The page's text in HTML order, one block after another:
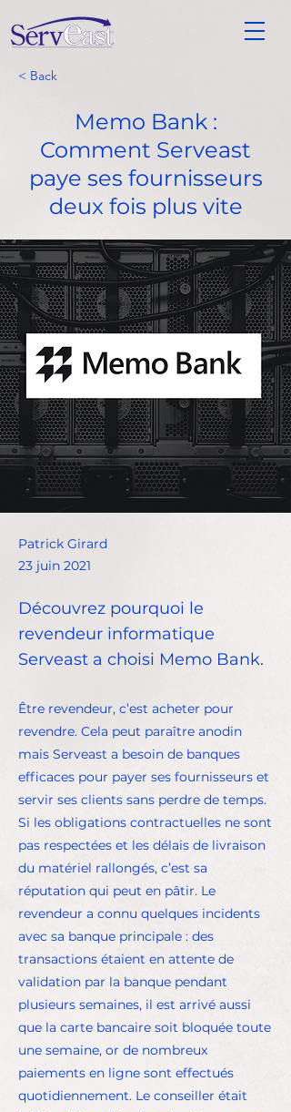
< Back
Memo Bank :
Comment Serveast
paye ses fournisseurs
deux fois plus vite
Patrick Girard
23 juin 2021
Découvrez pourquoi le
revendeur informatique
Serveast a choisi Memo Bank.
Être revendeur, c’est acheter pour
revendre. Cela peut paraître anodin
mais Serveast a besoin de banques
efficaces pour payer ses fournisseurs et
servir ses clients sans perdre de temps.
Si les obligations contractuelles ne sont
pas respectées et les délais de livraison
du matériel rallongés, c’est sa
réputation qui peut en pâtir. Le
revendeur a connu quelques incidents
avec sa banque principale : des
transactions étaient en attente de
validation par la banque pendant
plusieurs semaines, il est arrivé aussi
que la carte bancaire soit bloquée toute
une semaine, or de nombreux
paiements en ligne sont effectués
quotidiennement. Le conseiller était